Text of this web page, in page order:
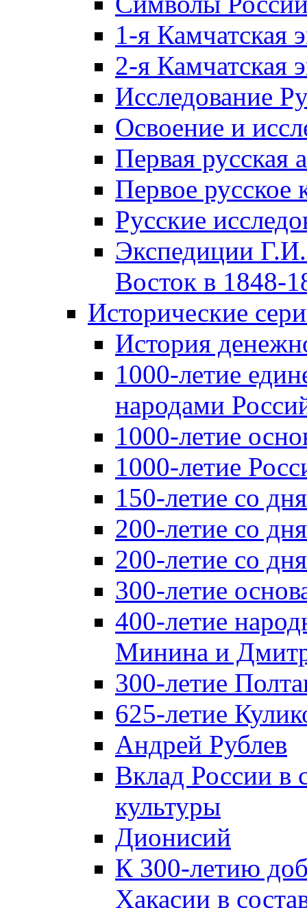
1-я Камчатская
2-я Камчатская
Исследование
Освоение и
Первая русская
Первое русское
Русские
Экспедиции
Восток в 1848-
Исторические
История
1000-летие
народами
1000-летие
1000-летие
150-летие со
200-летие со
200-летие со
300-летие
400-летие
Минина и
300-летие
625-летие
Андрей Рублев
Вклад России в
культуры
Дионисий
К 300-летию
Хакасии в